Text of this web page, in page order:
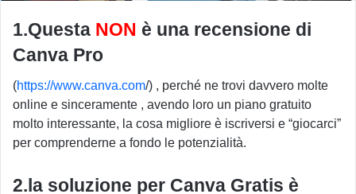
1.Questa NON è una recensione di
Canva Pro
(https://www.canva.com/) , perché ne trovi davvero molte
online e sinceramente , avendo loro un piano gratuito
molto interessante, la cosa migliore è iscriversi e “giocarci”
per comprenderne a fondo le potenzialità.
2.la soluzione per Canva Gratis è